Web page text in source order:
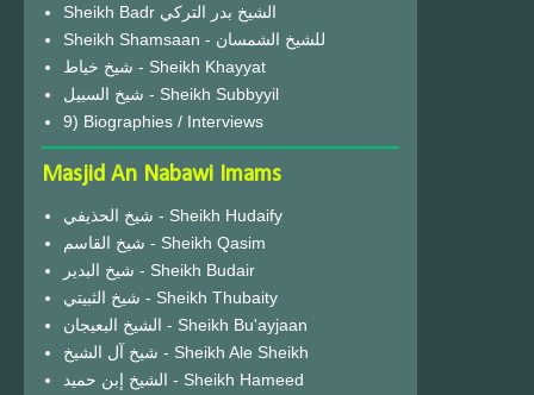
Sheikh Badr الشيخ بدر التركي
Sheikh Shamsaan - للشيخ الشمسان
شيخ خياط - Sheikh Khayyat
شيخ السبيل - Sheikh Subbyyil
9) Biographies / Interviews
Masjid An Nabawi Imams
شيخ الحذيفي - Sheikh Hudaify
شيخ القاسم - Sheikh Qasim
شيخ البدير - Sheikh Budair
شيخ الثبيتي - Sheikh Thubaity
الشيخ البعيجان - Sheikh Bu'ayjaan
شيخ آل الشيخ - Sheikh Ale Sheikh
الشيخ إبن حميد - Sheikh Hameed